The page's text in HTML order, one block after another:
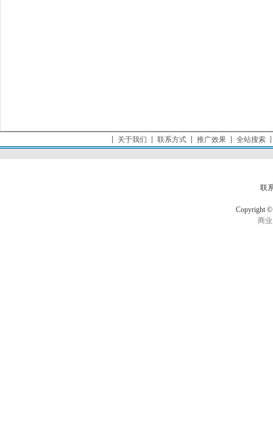
关于我们 联系方式 推广效果 全站搜索
联
Copyright
商